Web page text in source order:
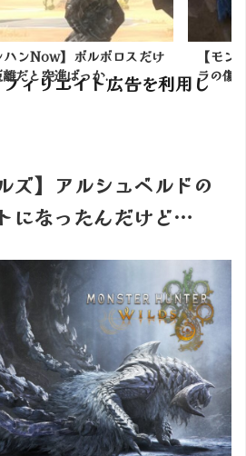
Now】ボルボロスだけ
と突進ばっか...
【モンハ
ラの傷口
ィリエイト広告を利用し
ズ】アルシュベルドの
になったんだけど…